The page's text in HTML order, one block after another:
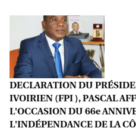
DECLARATION DU
IVOIRIEN (FPI ), PASCAL
L'OCCASION DU 66e
L'INDÉPENDANCE DE LA